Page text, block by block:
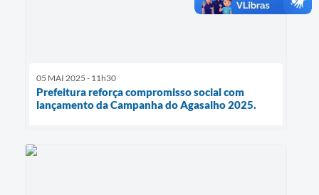
05 MAI 2025 - 11h30
Prefeitura reforça compromisso social com
lançamento da Campanha do Agasalho 2025.